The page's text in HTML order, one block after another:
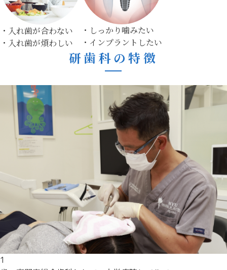
・入れ歯が合わない
・入れ歯が煩わしい
・しっかり噛みたい
・インプラントしたい
研歯科の特徴
1